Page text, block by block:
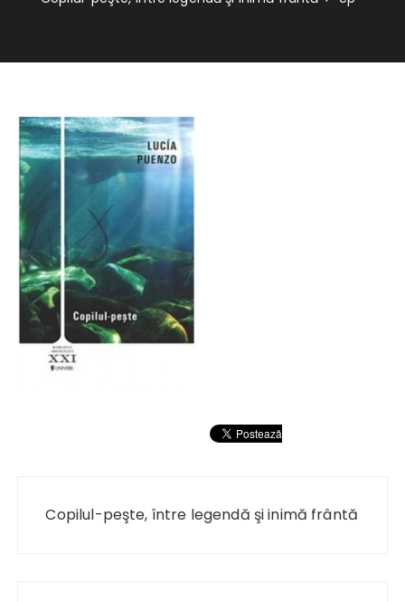
Copilul-peşte, între legendă şi inimă frântă